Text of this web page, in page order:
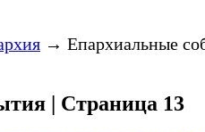
→ Епархиальные
| Страница 13